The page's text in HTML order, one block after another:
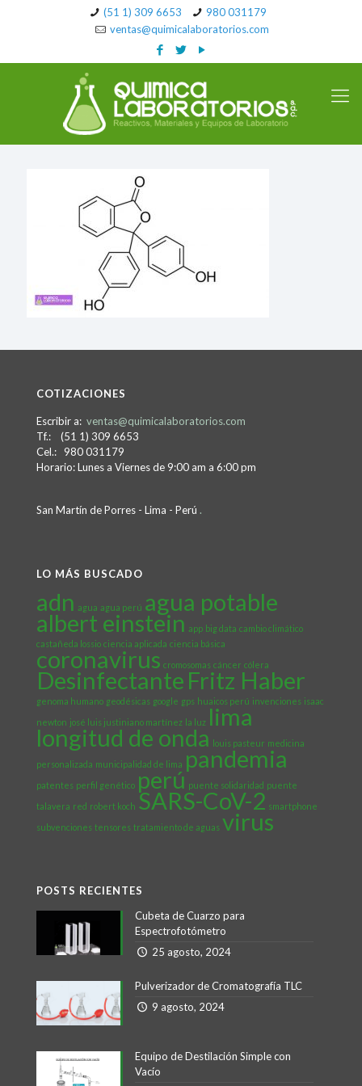
(51 1) 309 6653
980 031179
ventas@quimicalaboratorios.com
COTIZACIONES
Escribir a: ventas@quimicalaboratorios.com
Tf.: (51 1) 309 6653
Cel.: 980 031179
Horario: Lunes a Viernes de 9:00 am a 6:00 pm
San Martín de Porres - Lima - Perú .
LO MÁS BUSCADO
adn agua agua perú agua potable
albert einstein app big data cambio climático
castañeda lossio ciencia aplicada ciencia básica
coronavirus cromosomas cáncer cólera
Desinfectante Fritz Haber
genoma humano geodésicas google gps huaicos perú invenciones isaac
newton josé luis justiniano martínez la luz lima
longitud de onda louis pasteur medicina
personalizada municipalidad de lima pandemia
patentes perfil genético perú puente solidaridad puente
talavera red robert koch SARS-CoV-2 smartphone
subvenciones tensores tratamiento de aguas virus
POSTS RECIENTES
Cubeta de Cuarzo para
Espectrofotómetro
25 agosto, 2024
Pulverizador de Cromatografía TLC
9 agosto, 2024
Equipo de Destilación Simple con
Vacío